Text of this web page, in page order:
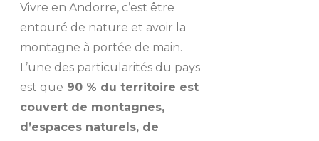
Vivre en Andorre, c’est être
entouré de nature et avoir la
montagne à portée de main.
L’une des particularités du pays
est que 90 % du territoire est
couvert de montagnes,
d’espaces naturels, de